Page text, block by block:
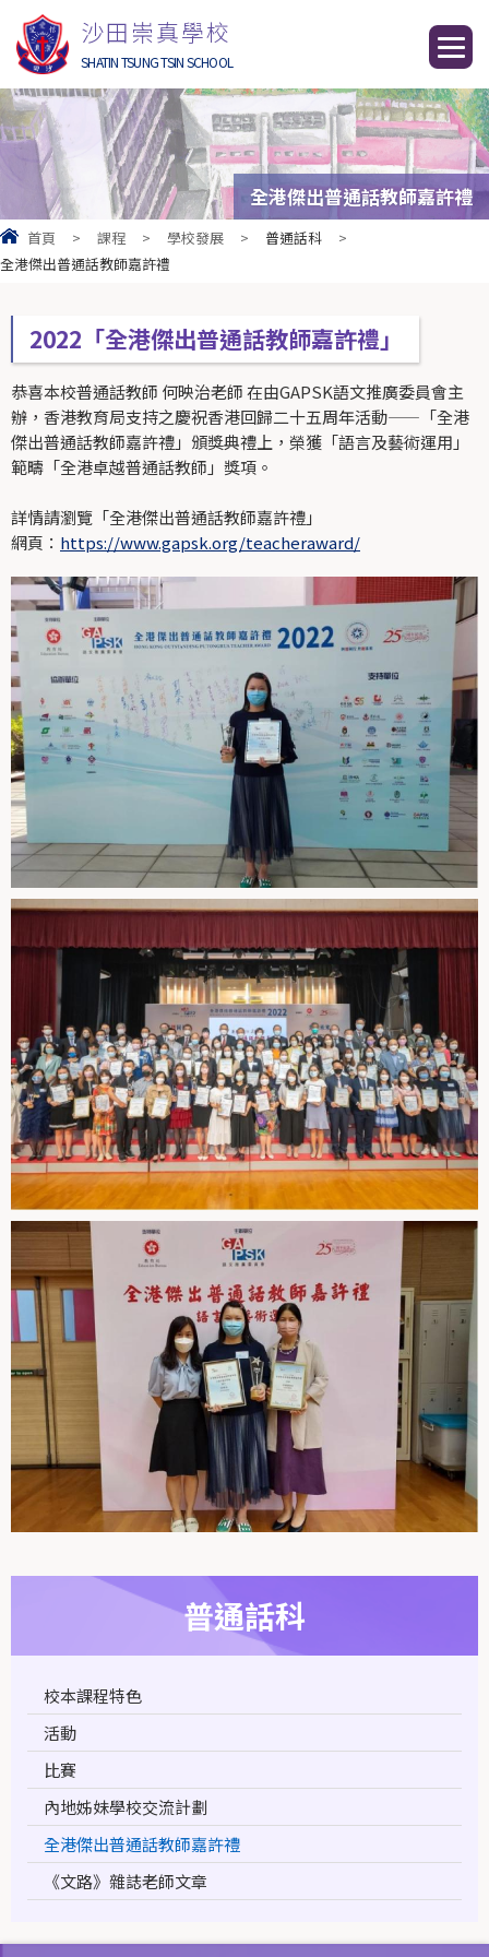
沙田崇真學校
SHATIN TSUNG TSIN SCHOOL
全港傑出普通話教師嘉許禮
首頁 > 課程 > 學校發展 > 普通話科
>
全港傑出普通話教師嘉許禮
2022「全港傑出普通話教師嘉許禮」
恭喜本校普通話教師 何映治老師 在由GAPSK語文推廣委員會主
辦，香港教育局支持之慶祝香港回歸二十五周年活動——「全港
傑出普通話教師嘉許禮」頒獎典禮上，榮獲「語言及藝術運用」
範疇「全港卓越普通話教師」獎項。
詳情請瀏覽「全港傑出普通話教師嘉許禮」
網頁： https://www.gapsk.org/teacheraward/
普通話科
校本課程特色
活動
比賽
內地姊妹學校交流計劃
全港傑出普通話教師嘉許禮
《文路》雜誌老師文章